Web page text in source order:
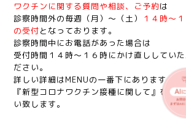
ワクチンに関する質問や相談、ご予約は
診察時間外の毎週（月）〜（土）
１４時〜
の受付となっております。
診察時間中にお電話があった場合は
受付時間１４時〜１６時にかけ直ししてい
ださい。
詳しい詳細はMENUの一番下にあります、
『新型コロナワクチン接種に関して』をご
い致します。